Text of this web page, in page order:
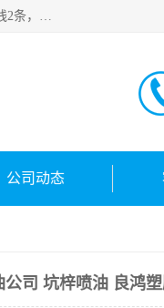
良鸿塑胶五金有限公司成 立于1998年，现厂房占地面积1200平方米，拥有十万级无尘车间，自动喷涂线1条，手动喷涂线2条，丝印移印滚印烫印拉线1条，本公司自建厂以来一直 以“顾客、品质、服务三个第一”为原则，从来货到处理、喷漆、烘烤、品检、包装等每一道工序都严格把持质量关，竭诚为广大朋友、客户服务。现如今已深得广 大客户信赖。
公司动态
公司 坑梓喷油 良鸿